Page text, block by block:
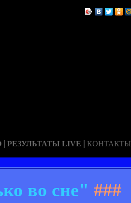
| РЕЗУЛЬТАТЫ LIVE | КОНТАКТЫ
во сне" ###